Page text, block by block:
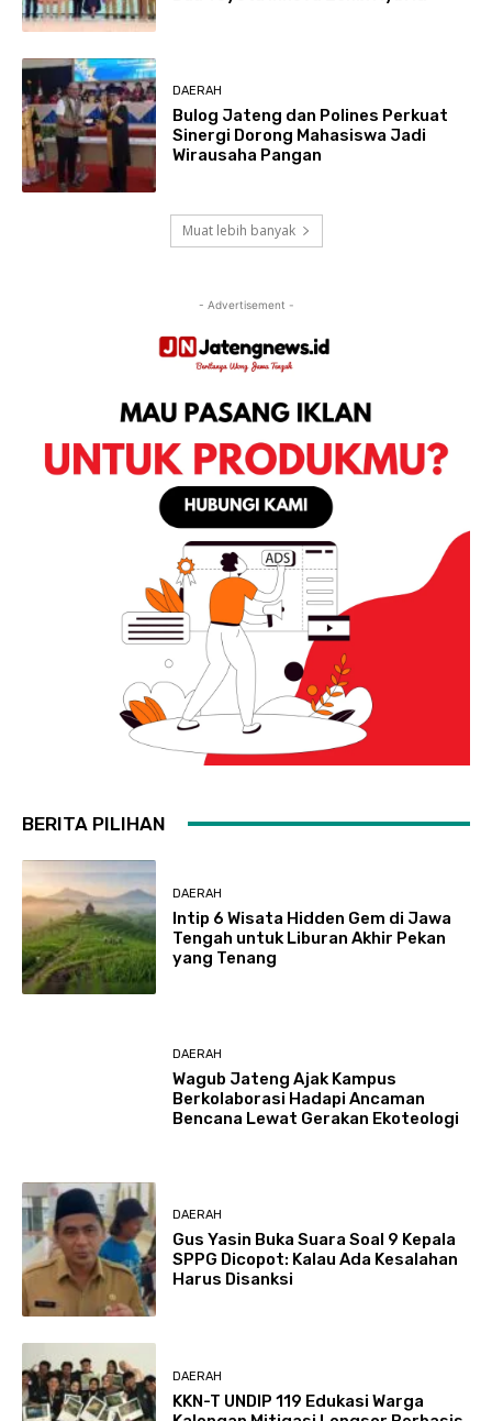
DAERAH
Bulog Jateng dan Polines Perkuat
Sinergi Dorong Mahasiswa Jadi
Wirausaha Pangan
Muat lebih banyak
- Advertisement -
BERITA PILIHAN
DAERAH
Intip 6 Wisata Hidden Gem di Jawa
Tengah untuk Liburan Akhir Pekan
yang Tenang
DAERAH
Wagub Jateng Ajak Kampus
Berkolaborasi Hadapi Ancaman
Bencana Lewat Gerakan Ekoteologi
DAERAH
Gus Yasin Buka Suara Soal 9 Kepala
SPPG Dicopot: Kalau Ada Kesalahan
Harus Disanksi
DAERAH
KKN-T UNDIP 119 Edukasi Warga